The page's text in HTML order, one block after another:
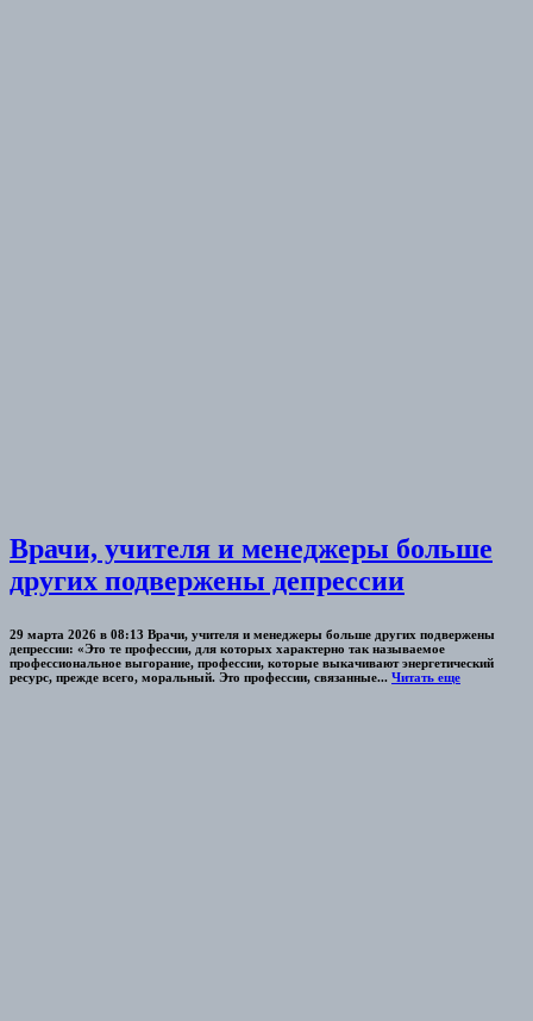
Врачи, учителя и менеджеры больше
других подвержены депрессии
29 марта 2026 в 08:13 Врачи, учителя и менеджеры больше других подвержены
депрессии: «Это те профессии, для которых характерно так называемое
профессиональное выгорание, профессии, которые выкачивают энергетический
ресурс, прежде всего, моральный. Это профессии, связанные... Читать еще